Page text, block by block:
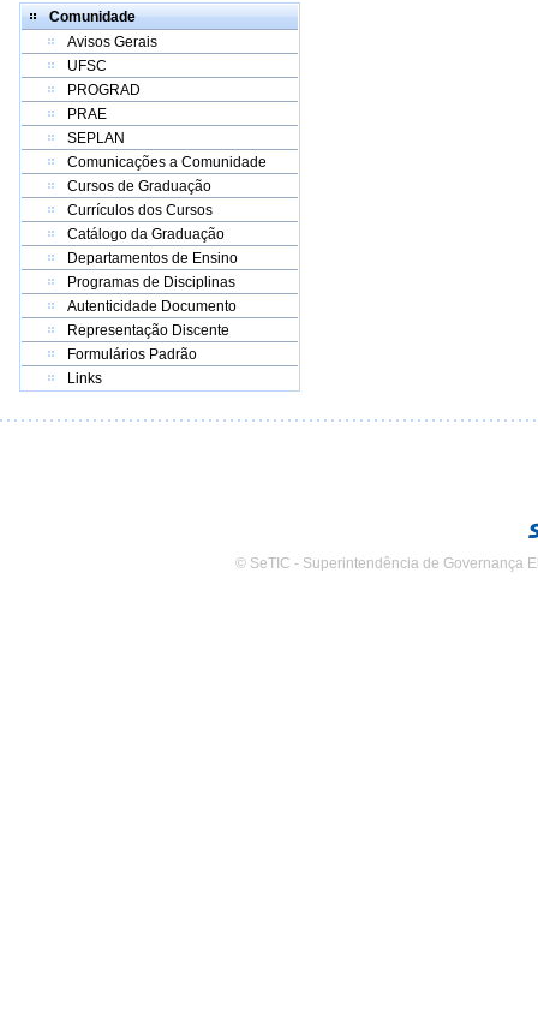
Comunidade
Avisos Gerais
UFSC
PROGRAD
PRAE
SEPLAN
Comunicações a Comunidade
Cursos de Graduação
Currículos dos Cursos
Catálogo da Graduação
Departamentos de Ensino
Programas de Disciplinas
Autenticidade Documento
Representação Discente
Formulários Padrão
Links
© SeTIC - Superintendência de Governança